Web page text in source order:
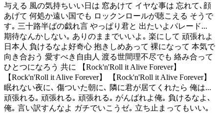
与える 風の気持ちいい日は 窓あけて イヤな事は 忘れて､顔
あげて 何処か遠い国でも ロックンロールが聴こえる そうで
す｡ 三十路半ばの戯れ言 やっぱり君と 出たいよパレード...
期待なんかしない｡ ありのままでいいよ｡ 楽にして 頑張れよ
日本人 負けるなよ好奇心 抱きしめあって 裸になって 本気で
向き合おう 愛すべき自由人 渡る世間理不尽でも 絡み合って
ひとつになろう 共に 【Rock'n'Roll it Alive Forever】
【Rock'n'Roll it Alive Forever】 【Rock'n'Roll it Alive Forever】
眠れない夜に､ 傷ついた朝に､ 隣に君が居てくれたら 俺は...
頑張れる｡ 頑張れる｡ 頑張れる｡ がんばれよ俺｡ 負けるなよ､
俺｡ 言い訳すんなよ ガチでいこうゼ｡ 立ち止まってもいい｡